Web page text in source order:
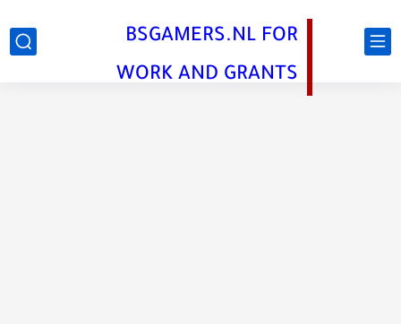
BSGAMERS.NL FOR
WORK AND GRANTS